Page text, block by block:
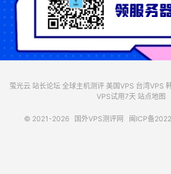
萤光云 站长论坛 全球主机测评 美国VPS 台湾VPS
VPS试用7天 站点地图
© 2021-2026 国外VPS测评网 闽ICP备